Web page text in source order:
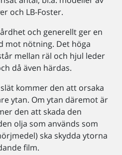
och LB-Foster.
och generellt ger en
mot nötning. Det höga
mellan räl och hjul leder
då även härdas.
kommer den att orsaka
ytan. Om ytan däremot är
den att skada den
olja som används som
ska skydda ytorna
film.